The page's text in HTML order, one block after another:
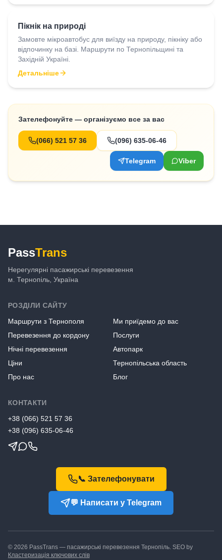
Пікнік на природі
Замовте мікроавтобус для виїзду на природу, пікніку або
відпочинку на базі. Маршрути по Тернопільщині та
Західній Україні.
Детальніше
Зателефонуйте — організуємо все за вас
(066) 521 57 36 (096) 635-06-46
Telegram Viber
PassTrans
Нерегулярні пасажирські перевезення
м. Тернопіль, Україна
РОЗДІЛИ САЙТУ
Маршрути з Тернополя
Ми приїдемо до вас
Перевезення до кордону
Послуги
Нічні перевезення
Автопарк
Ціни
Тернопільська область
Про нас
Блог
КОНТАКТИ
+38 (066) 521 57 36
+38 (096) 635-06-46
📞 Зателефонувати
💬 Написати у Telegram
© 2026 PassTrans — пасажирські перевезення Тернопіль. SEO by
Кластеризація ключових слів